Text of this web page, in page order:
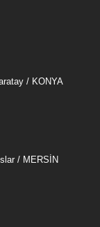
/ KONYA
/ MERSİN